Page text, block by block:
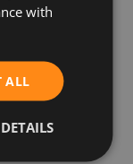
with
ALL